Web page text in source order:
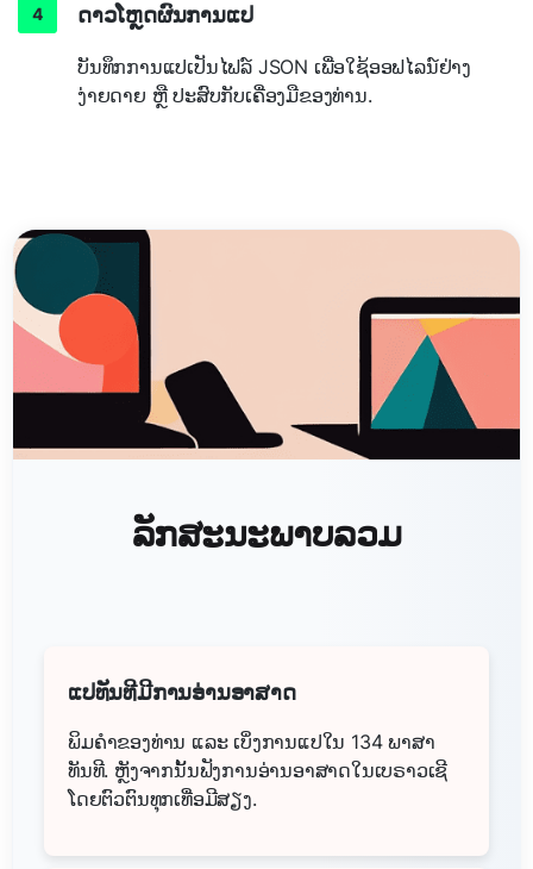
ດາວໂຫຼດຜົນການແປ
ບັນທຶກການແປເປັນໄຟລ໌ JSON ເພື່ອໃຊ້ອອຟໄລນ໌ຢ່າງ
ງ່າຍດາຍ ຫຼື ປະສົບກັບເຄື່ອງມືຂອງທ່ານ.
ລັກສະນະພາບລວມ
ແປທັນທີມີການອ່ານອາສາດ
ພິມຄຳຂອງທ່ານ ແລະ ເບິ່ງການແປໃນ 134 ພາສາ
ທັນທີ. ຫຼັງຈາກນັ້ນຟັງການອ່ານອາສາດໃນເບຣາວເຊີ
ໂດຍຕົວຕົນທຸກເທື່ອມີສຽງ.